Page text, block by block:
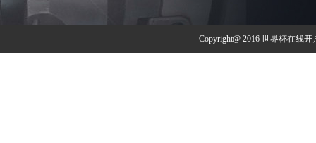
Copyright@ 2016 世界杯在线